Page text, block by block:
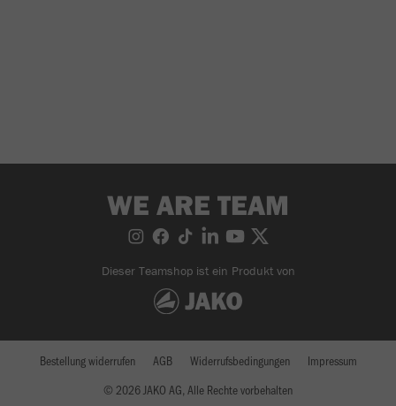
WE ARE TEAM
Dieser Teamshop ist ein Produkt von
© 2026 JAKO AG, Alle Rechte vorbehalten
Bestellung widerrufen AGB Widerrufsbedingungen Impressum